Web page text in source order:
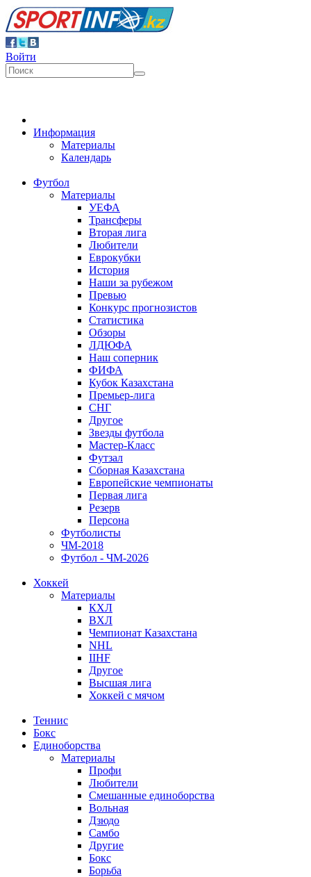
Войти
Информация
Материалы
Календарь
Футбол
Материалы
УЕФА
Трансферы
Вторая лига
Любители
Еврокубки
История
Наши за рубежом
Превью
Конкурс прогнозистов
Статистика
Обзоры
ЛДЮФА
Наш соперник
ФИФА
Кубок Казахстана
Премьер-лига
СНГ
Другое
Звезды футбола
Мастер-Класс
Футзал
Сборная Казахстана
Европейские чемпионаты
Первая лига
Резерв
Персона
Футболисты
ЧМ-2018
Футбол - ЧМ-2026
Хоккей
Материалы
КХЛ
ВХЛ
Чемпионат Казахстана
NHL
IIHF
Другое
Высшая лига
Хоккей с мячом
Теннис
Бокс
Единоборства
Материалы
Профи
Любители
Смешанные единоборства
Вольная
Дзюдо
Самбо
Другие
Бокс
Борьба